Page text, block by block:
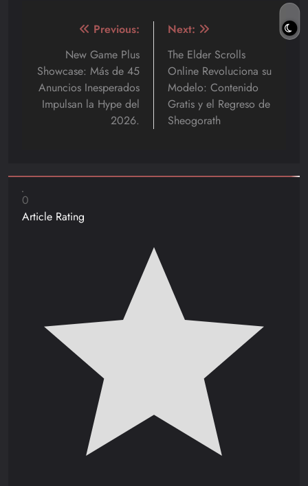
Navegación
entradas
Previous:
New Game Plus
Showcase: Más de 45
Anuncios Inesperados
Impulsan la Hype del
2026.
Next:
The Elder Scrolls
Online Revoluciona su
Modelo: Contenido
Gratis y el Regreso de
Sheogorath
0
Article Rating